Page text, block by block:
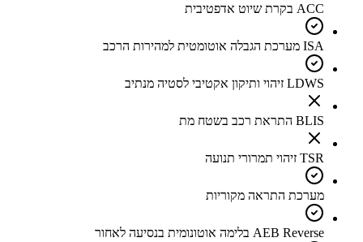
ACC בקרת שיוט אדפטיבית
ISA מערכת הגבלה אוטומטית למהירות הרכב
LDWS זיהוי ותיקון אקטיבי לסטיה מנתיב
BLIS התראת רכב בשטח מת
TSR זיהוי תמרורי תנועה
מערכת התראה מקוריות
AEB Reverse בלימה אוטונומית בנסיעה לאחור